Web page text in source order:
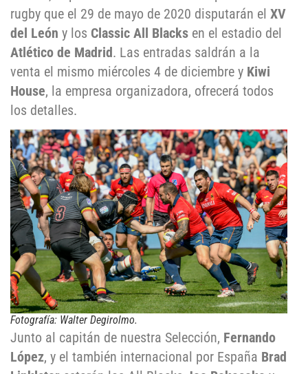
rugby que el 29 de mayo de 2020 disputarán el XV
del León y los Classic All Blacks en el estadio del
Atlético de Madrid. Las entradas saldrán a la
venta el mismo miércoles 4 de diciembre y Kiwi
House, la empresa organizadora, ofrecerá todos
los detalles.
Fotografía: Walter Degirolmo.
Junto al capitán de nuestra Selección, Fernando
López, y el también internacional por España Brad